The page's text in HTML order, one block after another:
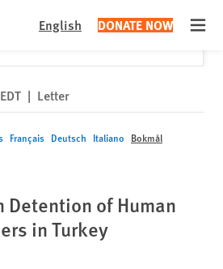
English DONATE NOW
this page in English?
| Letter
Français Deutsch Italiano Bokmål
Detention of Human
in Turkey
Blueskyoptions